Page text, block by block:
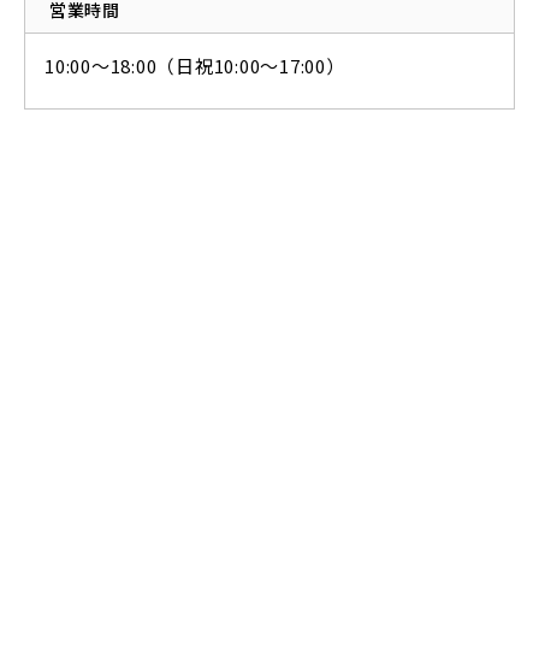
営業時間
10:00〜18:00（日祝10:00〜17:00）